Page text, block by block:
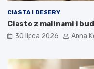
CIASTA I DESERY
Ciasto z malinami i
30 lipca 2026 Anna